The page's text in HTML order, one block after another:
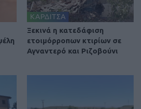
ΚΑΡΔΙΤΣΑ
Ξεκινά η κατεδάφιση
ετοιμόρροπων κτιρίων σε
Αγναντερό και Ριζοβούνι